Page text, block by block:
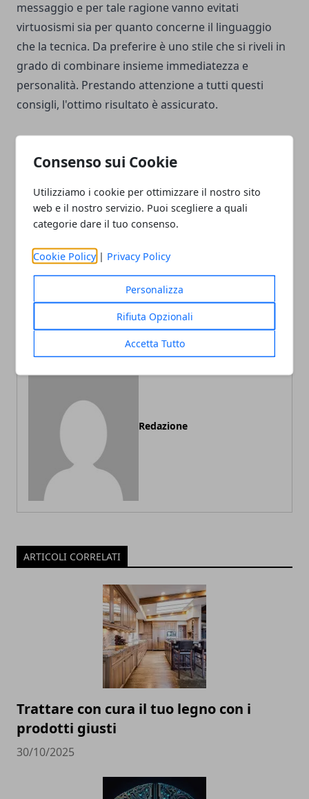
Consenso sui Cookie
Utilizziamo i cookie per ottimizzare il nostro sito
web e il nostro servizio. Puoi scegliere a quali
categorie dare il tuo consenso.
Cookie Policy | Privacy Policy
Personalizza
Rifiuta Opzionali
Accetta Tutto
messaggio e per tale ragione vanno evitati
virtuosismi sia per quanto concerne il linguaggio
che la tecnica. Da preferire è uno stile che si riveli in
grado di combinare insieme immediatezza e
personalità. Prestando attenzione a tutti questi
consigli, l'ottimo risultato è assicurato.
FacebookTwitterWhatsapp
Come scegliere una porta
blindata: caratteristiche da
strumenti per creare post
perfetti sui social media
Redazione
ARTICOLI CORRELATI
Trattare con cura il tuo legno con i
prodotti giusti
30/10/2025